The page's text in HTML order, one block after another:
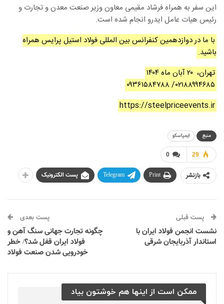
این سفر به همراه فرشاد مقیمی معاون وزیر صنعت معدن و تجارت و
رئیس هیات عامل ایدرو انجام شده است.
با ما در دوازدهمین کنفرانس بین المللی فولاد استیل پرایس همراه
باشید.
تهران، ۲۰ آبان ماه ۱۴۰۴
۰۲۱۸۸۹۹۴۶۸۵/ ۰۹۳۶۱۵۸۴۷۸۸
https://steelpriceevents.ir
منبع ایمپاسکو
0 29
بازنشر Print
Telegram پست الکترونیک
پست قبلی
نشست انجمن فولاد ایران با
استاندار آذربایجان شرقی
پست بعدی
چگونه تجارت جهانی سنگ آهن و
فولاد ایران قفل شد؟/ خطر
خودرویی شدن صنعت فولاد
ممکن است از اینها هم خوشتون بیاد